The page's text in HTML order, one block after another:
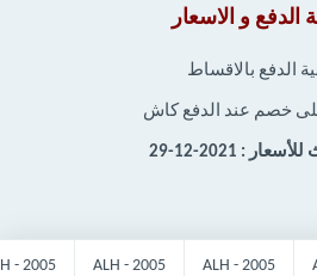
الدفع و الاسعار
الدفع بالاقساط
خصم عند الدفع كاش
: 2021-12-29
ALH - 2005
ALH - 2005
- 2005